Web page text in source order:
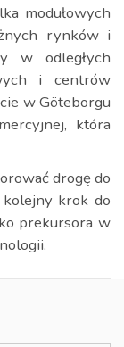
modułowych
rynków i
w odległych
i centrów
w Göteborgu
która
drogę do
krok do
prekursora w